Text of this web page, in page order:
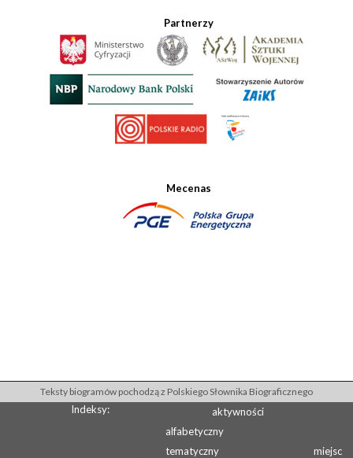
Partnerzy
Mecenas
Teksty biogramów pochodzą z Polskiego Słownika Biograficznego
Indeksy:
aktywności
alfabetyczny
tematyczny
miejsc